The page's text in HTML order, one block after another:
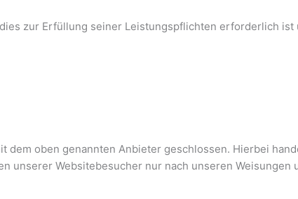
zur Erfüllung seiner Leistungspflichten erforderlich
dem oben genannten Anbieter geschlossen. Hierbei
unserer Websitebesucher nur nach unseren Weisungen